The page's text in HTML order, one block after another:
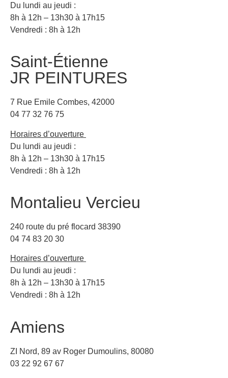
Du lundi au jeudi :
8h à 12h – 13h30 à 17h15
Vendredi : 8h à 12h
Saint-Étienne
JR PEINTURES
7 Rue Emile Combes, 42000
04 77 32 76 75
Horaires d’ouverture
Du lundi au jeudi :
8h à 12h – 13h30 à 17h15
Vendredi : 8h à 12h
Montalieu Vercieu
240 route du pré flocard 38390
04 74 83 20 30
Horaires d’ouverture
Du lundi au jeudi :
8h à 12h – 13h30 à 17h15
Vendredi : 8h à 12h
Amiens
ZI Nord, 89 av Roger Dumoulins, 80080
03 22 92 67 67